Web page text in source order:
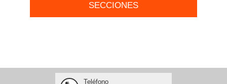
SECCIONES
Teléfono